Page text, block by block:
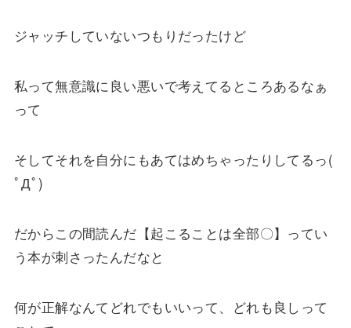
ジャッチしていないつもりだったけど
私って無意識に良い悪いで考えてるところあるなぁ
って
そしてそれを自分にもあてはめちゃったりしてるっ(
ﾟДﾟ)
だからこの間読んだ【起こることは全部〇】ってい
う本が刺さったんだなと
何が正解なんてどれでもいいって、どれも良しって